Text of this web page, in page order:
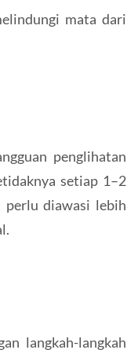
mata dari
penglihatan
setiap 1–2
perlu diawasi lebih
langkah-langkah